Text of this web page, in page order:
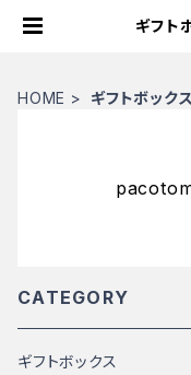
ギフ
HOME ギフトボックス
CATEGORY
ギフトボックス